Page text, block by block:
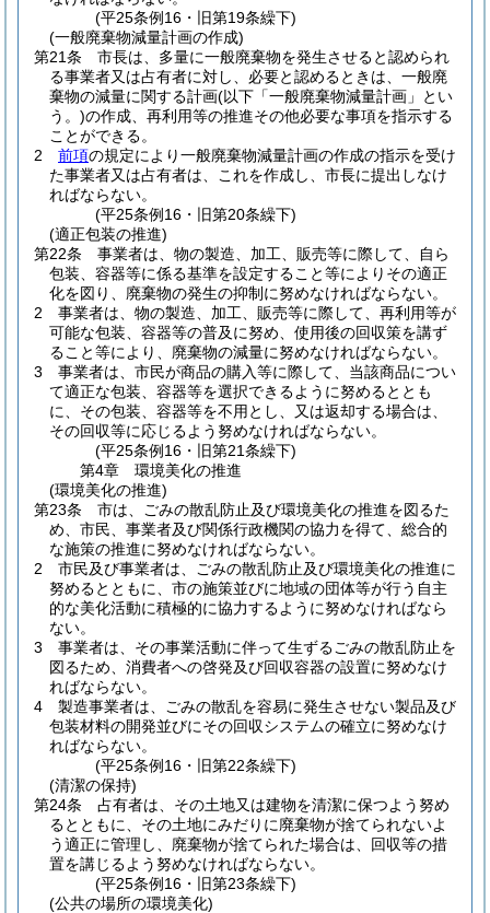
(平25条例16・旧第19条繰下)
(一般廃棄物減量計画の作成)
第21条
市長は、多量に一般廃棄物を発生させると認められ
る事業者又は占有者に対し、必要と認めるときは、一般廃
棄物の減量に関する計画(以下「一般廃棄物減量計画」とい
う。)の作成、再利用等の推進その他必要な事項を指示する
ことができる。
2
前項の規定により一般廃棄物減量計画の作成の指示を受け
た事業者又は占有者は、これを作成し、市長に提出しなけ
ればならない。
(平25条例16・旧第20条繰下)
(適正包装の推進)
第22条
事業者は、物の製造、加工、販売等に際して、自ら
包装、容器等に係る基準を設定すること等によりその適正
化を図り、廃棄物の発生の抑制に努めなければならない。
2
事業者は、物の製造、加工、販売等に際して、再利用等が
可能な包装、容器等の普及に努め、使用後の回収策を講ず
ること等により、廃棄物の減量に努めなければならない。
3
事業者は、市民が商品の購入等に際して、当該商品につい
て適正な包装、容器等を選択できるように努めるととも
に、その包装、容器等を不用とし、又は返却する場合は、
その回収等に応じるよう努めなければならない。
(平25条例16・旧第21条繰下)
第4章
環境美化の推進
(環境美化の推進)
第23条
市は、ごみの散乱防止及び環境美化の推進を図るた
め、市民、事業者及び関係行政機関の協力を得て、総合的
な施策の推進に努めなければならない。
2
市民及び事業者は、ごみの散乱防止及び環境美化の推進に
努めるとともに、市の施策並びに地域の団体等が行う自主
的な美化活動に積極的に協力するように努めなければなら
ない。
3
事業者は、その事業活動に伴って生ずるごみの散乱防止を
図るため、消費者への啓発及び回収容器の設置に努めなけ
ればならない。
4
製造事業者は、ごみの散乱を容易に発生させない製品及び
包装材料の開発並びにその回収システムの確立に努めなけ
ればならない。
(平25条例16・旧第22条繰下)
(清潔の保持)
第24条
占有者は、その土地又は建物を清潔に保つよう努め
るとともに、その土地にみだりに廃棄物が捨てられないよ
う適正に管理し、廃棄物が捨てられた場合は、回収等の措
置を講じるよう努めなければならない。
(平25条例16・旧第23条繰下)
(公共の場所の環境美化)